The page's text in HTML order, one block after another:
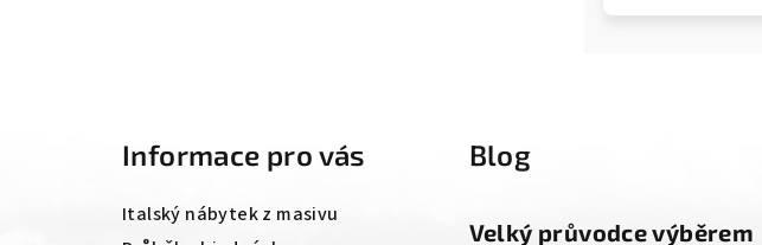
Informace pro vás
Italský nábytek z masivu
Blog
Velký průvodce výběrem